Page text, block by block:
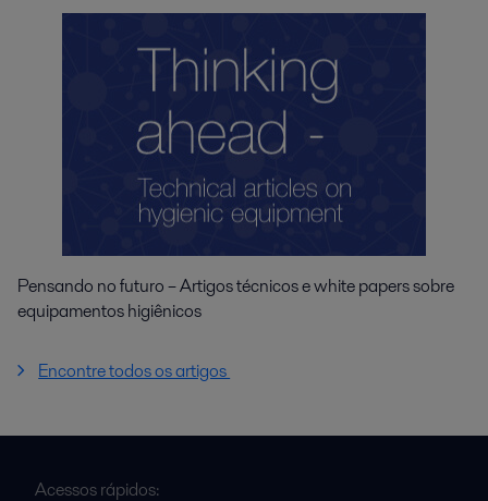
Pensando no futuro – Artigos técnicos e white papers sobre
equipamentos higiênicos
Encontre todos os artigos
Acessos rápidos: